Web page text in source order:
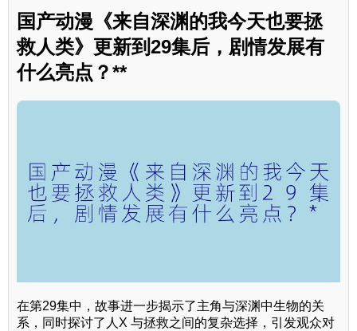
国产动漫《来自深渊的我今天也要拯
救人类》更新到29集后，剧情发展有
什么亮点？**
在第29集中，故事进一步揭示了主角与深渊中生物的关
系，同时探讨了人X 与拯救之间的复杂选择，引发观众对